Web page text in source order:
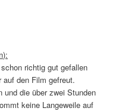
richtig gut gefallen
den Film gefreut.
und die über zwei Stunden
keine Langeweile auf